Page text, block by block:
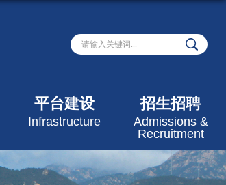
平台建设
Infrastructure
招生招聘
Admissions &
Recruitment